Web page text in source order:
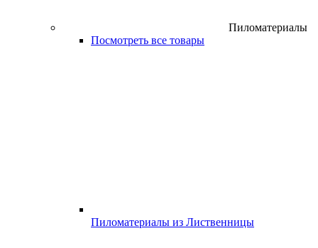
Пиломатериалы
Посмотреть все товары
Пиломатериалы из Лиственницы